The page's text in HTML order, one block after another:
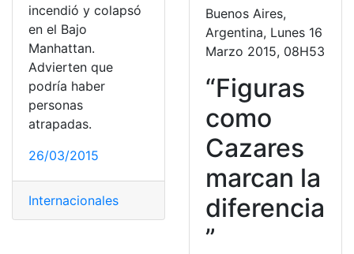
incendió y colapsó
en el Bajo
Manhattan.
Advierten que
podría haber
personas
atrapadas.
26/03/2015
Internacionales
Buenos Aires,
Argentina, Lunes 16
Marzo 2015, 08H53
“Figuras
como
Cazares
marcan la
diferencia
”